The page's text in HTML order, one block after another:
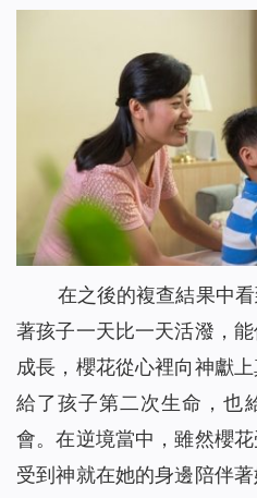
在之後的複查結果中
著孩子一天比一天活潑，能
成長，櫻花從心裡向神獻
給了孩子第二次生命，也
會。在逆境當中，雖然櫻
受到神就在她的身邊陪伴